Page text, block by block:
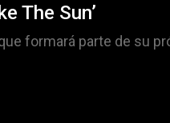
The Sun’
formará parte de su